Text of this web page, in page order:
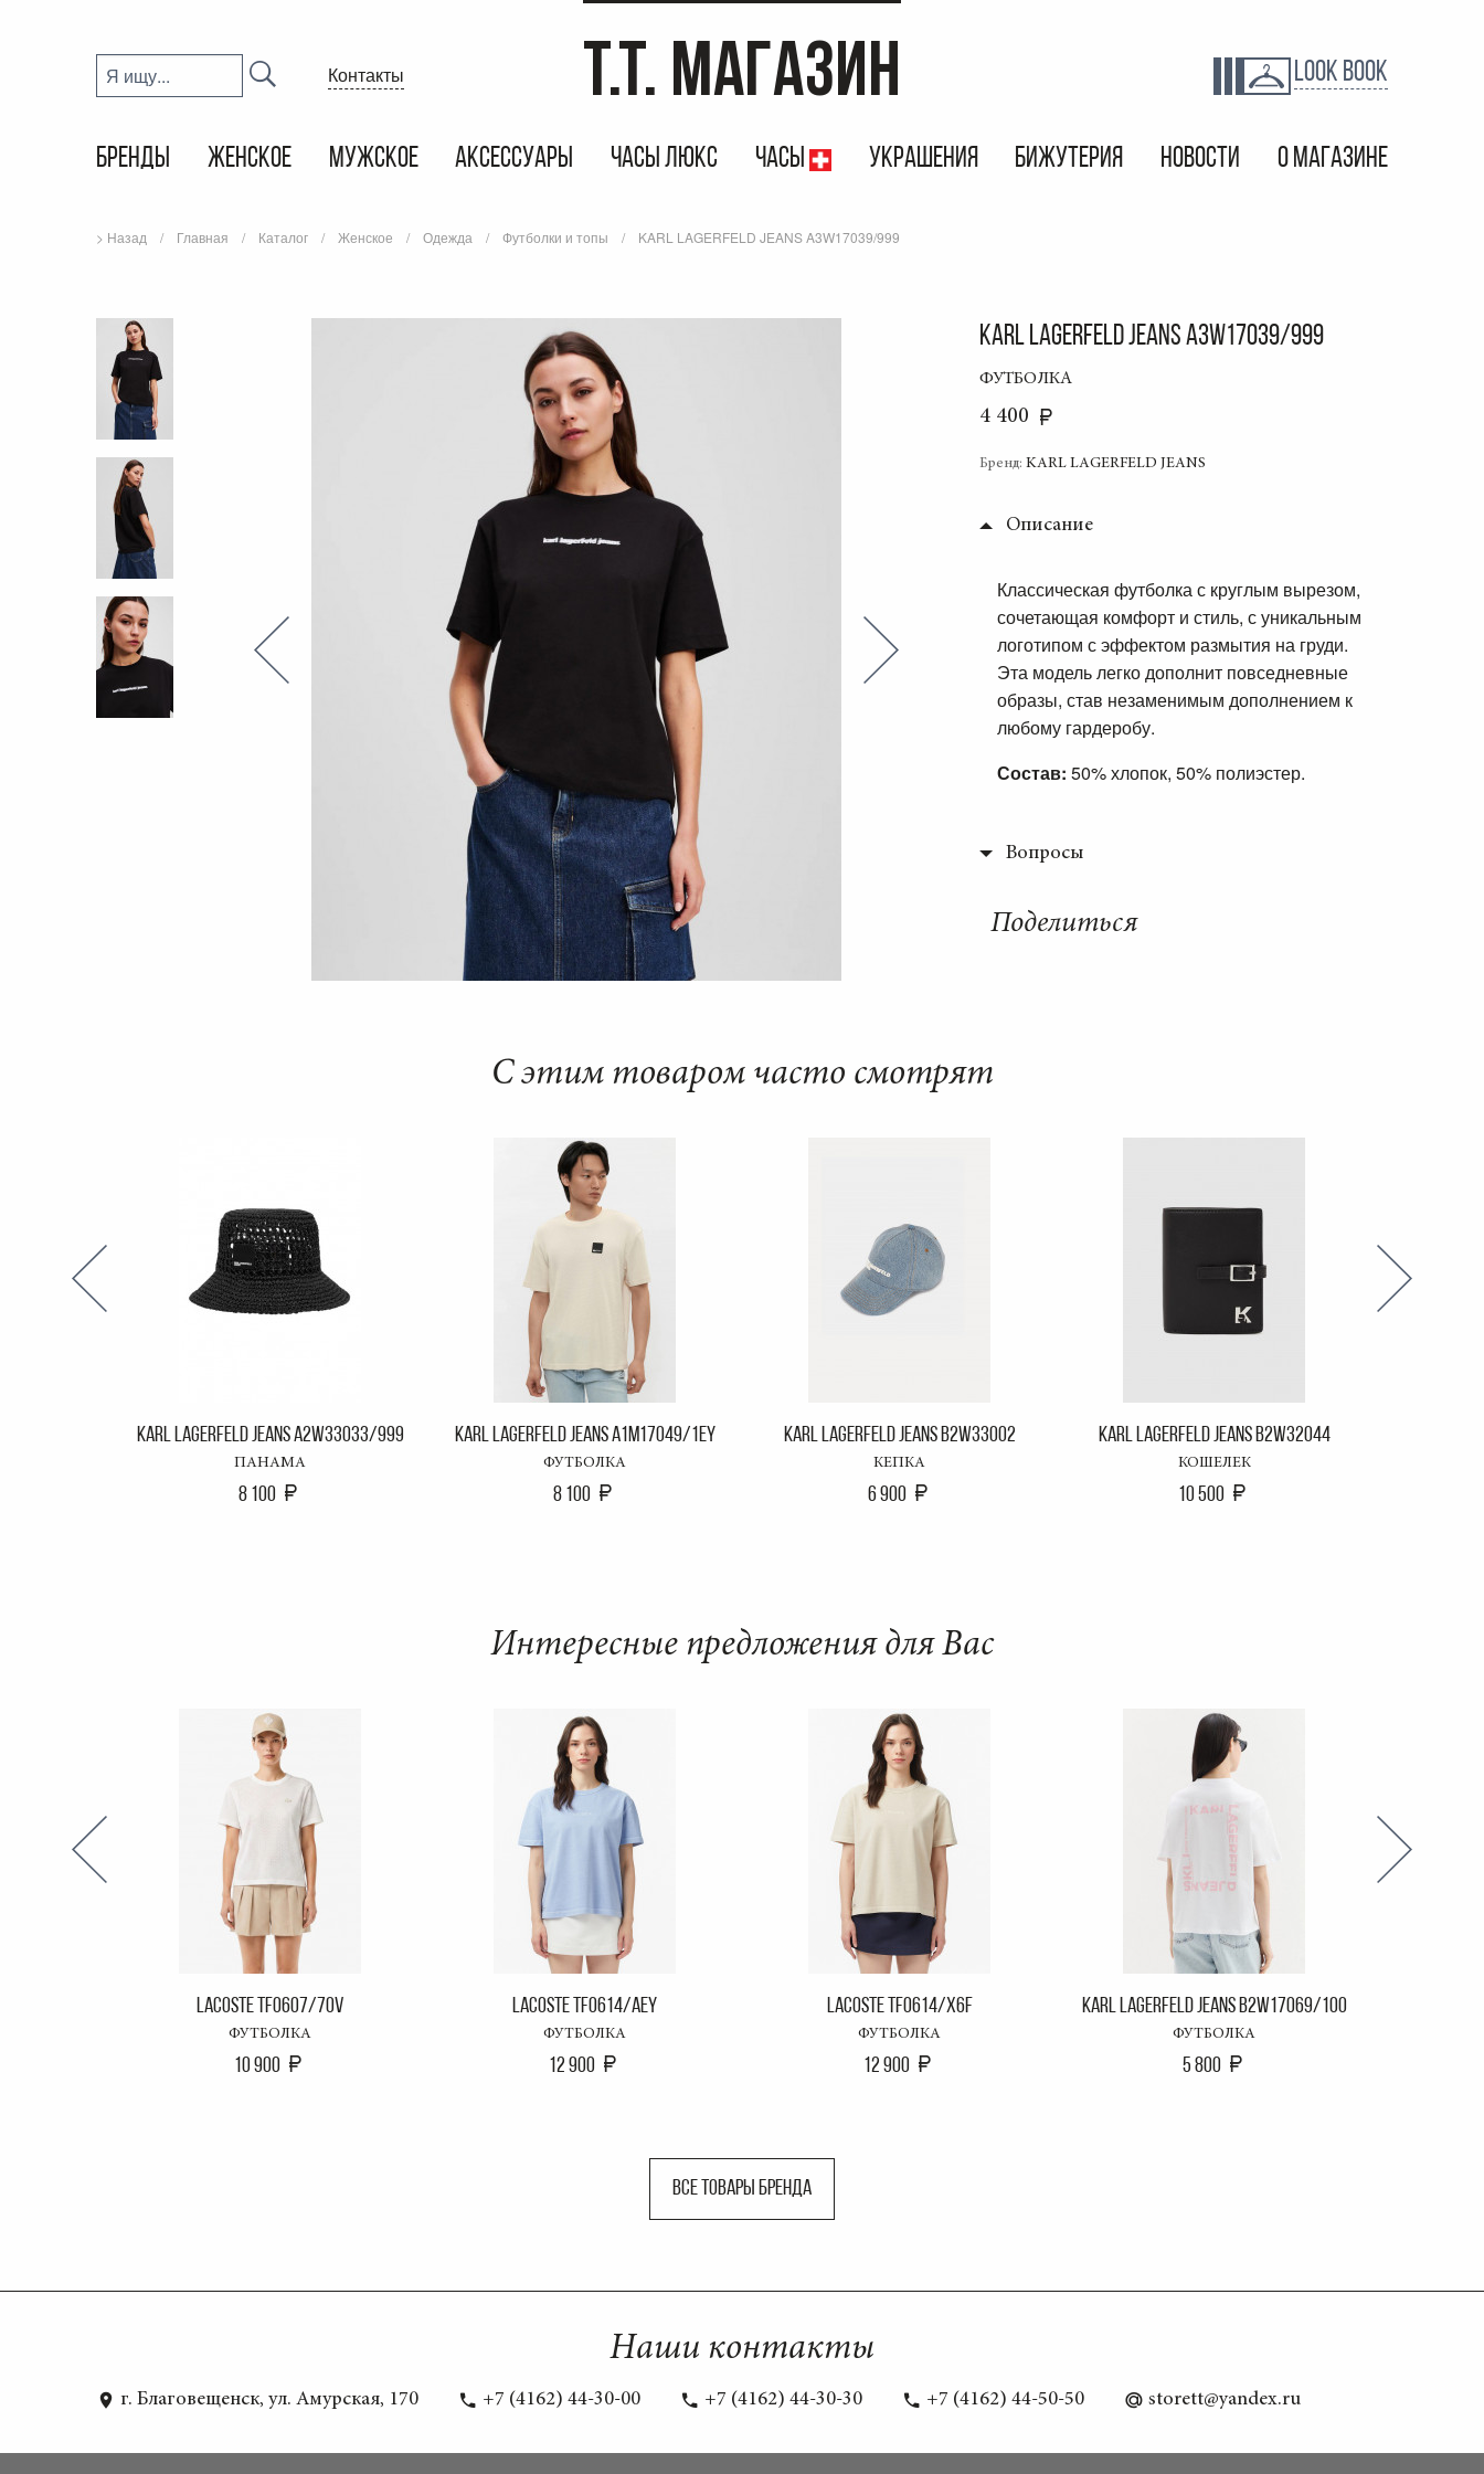
Контакты T.T. МАГАЗИН LOOK BOOK
БРЕНДЫ ЖЕНСКОЕ МУЖСКОЕ АКСЕССУАРЫ ЧАСЫ ЛЮКС ЧАСЫ УКРАШЕНИЯ БИЖУТЕРИЯ НОВОСТИ О МАГАЗИНЕ
> Назад Главная Каталог Женское Одежда Футболки и топы KARL LAGERFELD JEANS A3W17039/999
KARL LAGERFELD JEANS A3W17039/999
ФУТБОЛКА
4 400
Бренд: KARL LAGERFELD JEANS
Описание
Классическая футболка с круглым вырезом,
сочетающая комфорт и стиль, с уникальным
логотипом с эффектом размытия на груди.
Эта модель легко дополнит повседневные
образы, став незаменимым дополнением к
любому гардеробу.
Состав: 50% хлопок, 50% полиэстер.
Вопросы
Поделиться
С этим товаром часто смотрят
KARL LAGERFELD JEANS A2W33033/999
ПАНАМА
8 100
KARL LAGERFELD JEANS A1M17049/1EY
ФУТБОЛКА
8 100
KARL LAGERFELD JEANS B2W33002
КЕПКА
6 900
KARL LAGERFELD JEANS B2W32044
КОШЕЛЕК
10 500
Интересные предложения для Вас
LACOSTE TF0607/70V
ФУТБОЛКА
10 900
LACOSTE TF0614/AEY
ФУТБОЛКА
12 900
LACOSTE TF0614/X6F
ФУТБОЛКА
12 900
KARL LAGERFELD JEANS B2W17069/100
ФУТБОЛКА
5 800
ВСЕ ТОВАРЫ БРЕНДА
Наши контакты
г. Благовещенск, ул. Амурская, 170 +7 (4162) 44-30-00 +7 (4162) 44-30-30 +7 (4162) 44-50-50 storett@yandex.ru